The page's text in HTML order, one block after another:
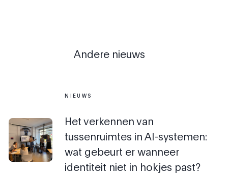
Andere nieuws
NIEUWS
Het verkennen van
tussenruimtes in AI-systemen:
wat gebeurt er wanneer
identiteit niet in hokjes past?